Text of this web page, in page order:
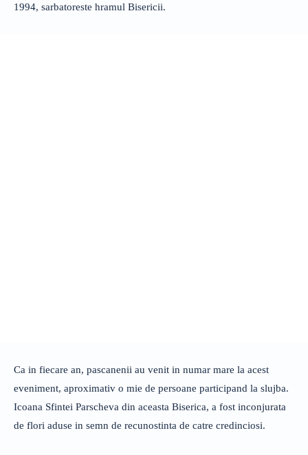
1994, sarbatoreste hramul Bisericii.
Ca in fiecare an, pascanenii au venit in numar mare la acest
eveniment, aproximativ o mie de persoane participand la slujba.
Icoana Sfintei Parscheva din aceasta Biserica, a fost inconjurata
de flori aduse in semn de recunostinta de catre credinciosi.